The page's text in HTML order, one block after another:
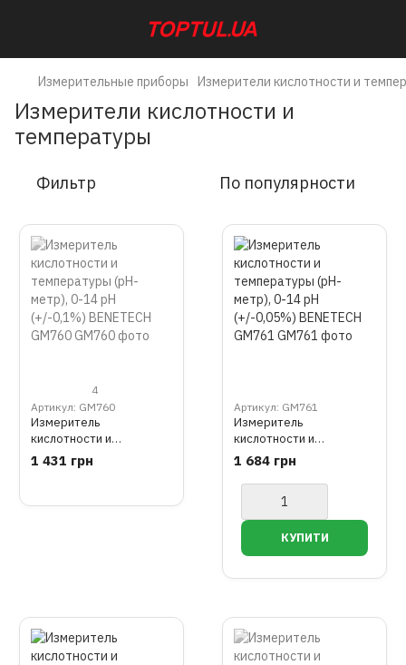
Измерительные приборы Измерители кислотности и
Измерители кислотности и
температуры
Фильтр По популярности
4
Артикул: GM760
Измеритель
кислотности и
температуры (pH-метр),
0-14 pH (+/-0,1%)
1 431 грн
Артикул: GM761
Измеритель
кислотности и
температуры (pH-метр),
0-14 pH (+/-0,05%)
BENETECH GM761
1 684 грн